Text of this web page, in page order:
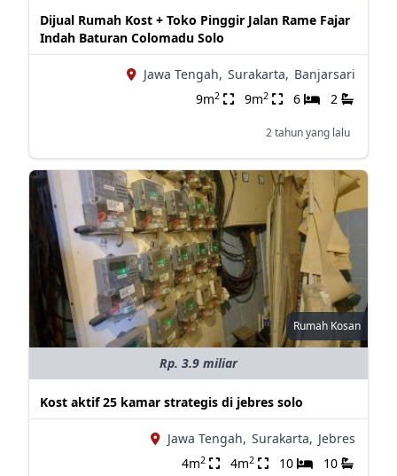
Dijual Rumah Kost + Toko Pinggir Jalan Rame Fajar
Indah Baturan Colomadu Solo
Jawa Tengah, Surakarta, Banjarsari
9m2 9m2 6 2
2 tahun yang lalu
Rumah Kosan
Rp. 3.9 miliar
Kost aktif 25 kamar strategis di jebres solo
Jawa Tengah, Surakarta, Jebres
4m2 4m2 10 10